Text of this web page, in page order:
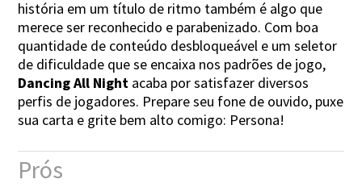
história em um título de ritmo também é algo que
merece ser reconhecido e parabenizado. Com boa
quantidade de conteúdo desbloqueável e um seletor
de dificuldade que se encaixa nos padrões de jogo,
Dancing All Night acaba por satisfazer diversos
perfis de jogadores. Prepare seu fone de ouvido, puxe
sua carta e grite bem alto comigo: Persona!
Prós